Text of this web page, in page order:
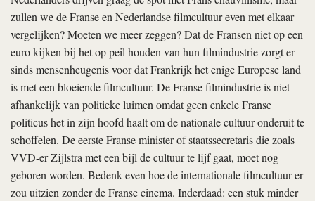
zullen we de Franse en Nederlandse filmcultuur even met elkaar
vergelijken? Moeten we meer zeggen? Dat de Fransen niet op een
euro kijken bij het op peil houden van hun filmindustrie zorgt er
sinds mensenheugenis voor dat Frank­rijk het enige Europese land
is met een bloeiende filmcultuur. De Franse filmindustrie is niet
afhankelijk van politieke luimen omdat geen enkele Franse
politicus het in zijn hoofd haalt om de nationale cultuur onderuit te
schoffelen. De eerste Franse minister of staatssecretaris die zoals
VVD-er Zijlstra met een bijl de cultuur te lijf gaat, moet nog
geboren worden. Bedenk even hoe de internationale filmcultuur er
zou uitzien zonder de Franse cinema. Inderdaad: een stuk minder